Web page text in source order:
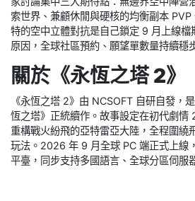
索世界、兼顧休閒與硬核的均衡副本
特的空中立體對抗是自己鎖定 9 月上線檔
原因，全球社區預約、願望單數量持續穩
關於《永恆之塔 2》
《永恆之塔 2》由 NCSOFT 自研自發，
恆之塔》正統續作。故事設定在初代劇情
重構戰火紛飛的亞特雷亞大陸，全程圍繞
玩法。2026 年 9 月全球 PC 端正式上線
平臺，同步支持多國語言、全球分區伺服